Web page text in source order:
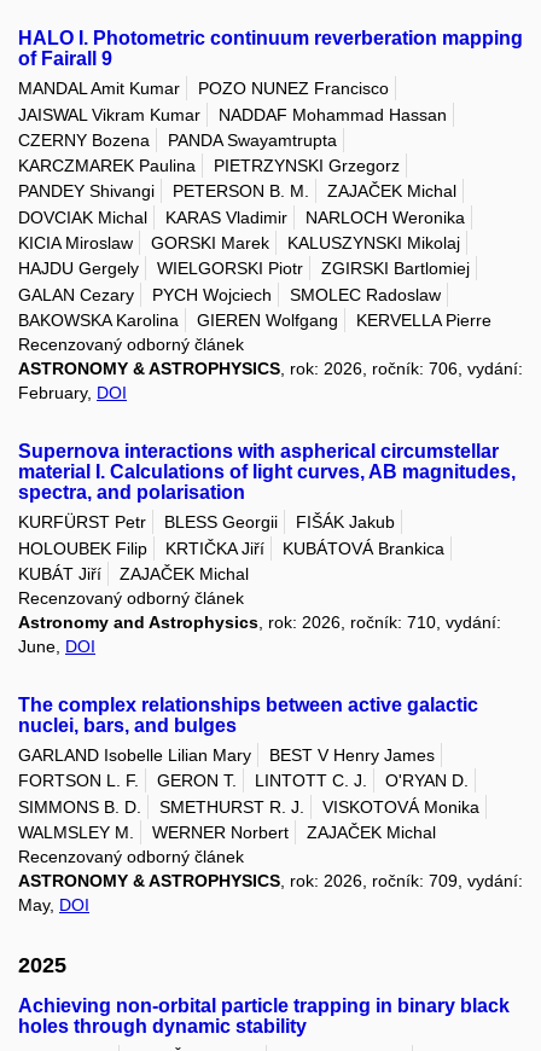
HALO I. Photometric continuum reverberation mapping
of Fairall 9
MANDAL Amit Kumar
POZO NUNEZ Francisco
JAISWAL Vikram Kumar
NADDAF Mohammad Hassan
CZERNY Bozena
PANDA Swayamtrupta
KARCZMAREK Paulina
PIETRZYNSKI Grzegorz
PANDEY Shivangi
PETERSON B. M.
ZAJAČEK Michal
DOVCIAK Michal
KARAS Vladimir
NARLOCH Weronika
KICIA Miroslaw
GORSKI Marek
KALUSZYNSKI Mikolaj
HAJDU Gergely
WIELGORSKI Piotr
ZGIRSKI Bartlomiej
GALAN Cezary
PYCH Wojciech
SMOLEC Radoslaw
BAKOWSKA Karolina
GIEREN Wolfgang
KERVELLA Pierre
Recenzovaný odborný článek
ASTRONOMY & ASTROPHYSICS , rok: 2026, ročník: 706, vydání:
February, DOI
Supernova interactions with aspherical circumstellar
material I. Calculations of light curves, AB magnitudes,
spectra, and polarisation
KURFÜRST Petr BLESS Georgii
FIŠÁK Jakub
HOLOUBEK Filip
KRTIČKA Jiří
KUBÁTOVÁ Brankica
KUBÁT Jiří
ZAJAČEK Michal
Recenzovaný odborný článek
Astronomy and Astrophysics , rok: 2026, ročník: 710, vydání:
June, DOI
The complex relationships between active galactic
nuclei, bars, and bulges
GARLAND Isobelle Lilian Mary
BEST V Henry James
FORTSON L. F.
GERON T. LINTOTT C. J.
O'RYAN D.
SIMMONS B. D.
SMETHURST R. J.
VISKOTOVÁ Monika
WALMSLEY M.
WERNER Norbert
ZAJAČEK Michal
Recenzovaný odborný článek
ASTRONOMY & ASTROPHYSICS , rok: 2026, ročník: 709, vydání:
May, DOI
2025
Achieving non-orbital particle trapping in binary black
holes through dynamic stability